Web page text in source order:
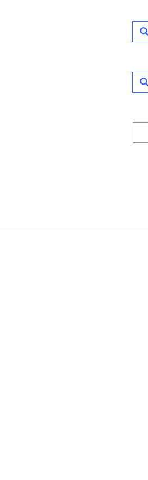
Launch lookup modal
Launch lookup modal